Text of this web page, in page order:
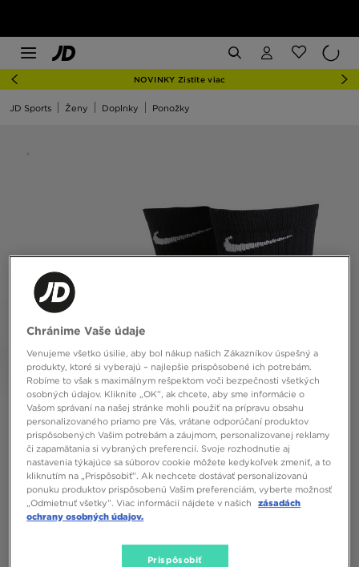
NOVINKY Zistite viac
JD Sports Ženy Doplnky Ponožky
Chránime Vaše údaje
Venujeme všetko úsilie, aby bol nákup našich Zákazníkov úspešný a
produkty, ktoré si vyberajú – najlepšie prispôsobené ich potrebám.
Robíme to však s maximálnym rešpektom voči bezpečnosti všetkých
osobných údajov. Kliknite „OK”, ak chcete, aby sme informácie o
Vašom správaní na našej stránke mohli použiť na prípravu obsahu
personalizovaného priamo pre Vás, vrátane odporúčaní produktov
prispôsobených Vašim potrebám a záujmom, personalizovanej reklamy
či zapamätania si vybraných preferencií. Svoje rozhodnutie aj
nastavenia týkajúce sa súborov cookie môžete kedykoľvek zmeniť, a to
kliknutím na „Prispôsobiť”. Ak nechcete dostávať personalizovanú
ponuku produktov prispôsobenú Vašim preferenciám, vyberte možnosť
„Odmietnuť všetky”. Viac informácií nájdete v našich
zásadách
ochrany osobných údajov.
Prispôsobiť